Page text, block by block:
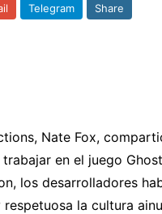
Telegram Share
Nate Fox,
en el juego
los desarrolladores
la cultura